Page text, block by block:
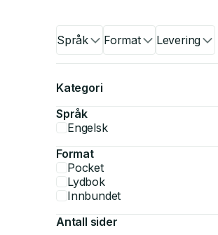
Språk Format Levering
Kategori
Språk
Engelsk
Format
Pocket
Lydbok
Innbundet
Antall sider